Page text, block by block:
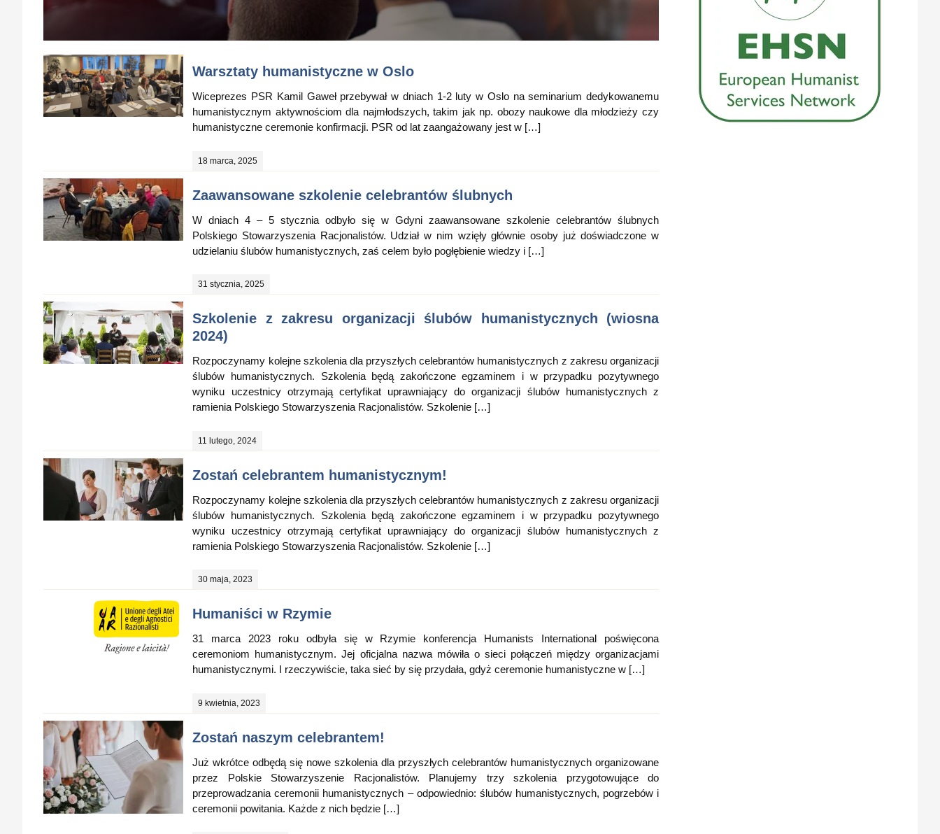
Warsztaty humanistyczne w Oslo
Wiceprezes PSR Kamil Gaweł przebywał w dniach 1-2 luty w Oslo na seminarium dedykowanemu
humanistycznym aktywnościom dla najmłodszych, takim jak np. obozy naukowe dla młodzieży czy
humanistyczne ceremonie konfirmacji. PSR od lat zaangażowany jest w […]
18 marca, 2025
Zaawansowane szkolenie celebrantów ślubnych
W dniach 4 – 5 stycznia odbyło się w Gdyni zaawansowane szkolenie celebrantów ślubnych
Polskiego Stowarzyszenia Racjonalistów. Udział w nim wzięły głównie osoby już doświadczone w
udzielaniu ślubów humanistycznych, zaś celem było pogłębienie wiedzy i […]
31 stycznia, 2025
Szkolenie z zakresu organizacji ślubów humanistycznych (wiosna
2024)
Rozpoczynamy kolejne szkolenia dla przyszłych celebrantów humanistycznych z zakresu organizacji
ślubów humanistycznych. Szkolenia będą zakończone egzaminem i w przypadku pozytywnego
wyniku uczestnicy otrzymają certyfikat uprawniający do organizacji ślubów humanistycznych z
ramienia Polskiego Stowarzyszenia Racjonalistów. Szkolenie […]
11 lutego, 2024
Zostań celebrantem humanistycznym!
Rozpoczynamy kolejne szkolenia dla przyszłych celebrantów humanistycznych z zakresu organizacji
ślubów humanistycznych. Szkolenia będą zakończone egzaminem i w przypadku pozytywnego
wyniku uczestnicy otrzymają certyfikat uprawniający do organizacji ślubów humanistycznych z
ramienia Polskiego Stowarzyszenia Racjonalistów. Szkolenie […]
30 maja, 2023
Humaniści w Rzymie
31 marca 2023 roku odbyła się w Rzymie konferencja Humanists International poświęcona
ceremoniom humanistycznym. Jej oficjalna nazwa mówiła o sieci połączeń między organizacjami
humanistycznymi. I rzeczywiście, taka sieć by się przydała, gdyż ceremonie humanistyczne w […]
9 kwietnia, 2023
Zostań naszym celebrantem!
Już wkrótce odbędą się nowe szkolenia dla przyszłych celebrantów humanistycznych organizowane
przez Polskie Stowarzyszenie Racjonalistów. Planujemy trzy szkolenia przygotowujące do
przeprowadzania ceremonii humanistycznych – odpowiednio: ślubów humanistycznych, pogrzebów i
ceremonii powitania. Każde z nich będzie […]